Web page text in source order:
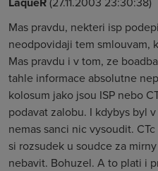
Mas pravdu, nekteri isp
neodpovidaji tem smlouvam,
Mas pravdu i v tom, ze
tahle informace absolutne
kolosum jako jsou ISP nebo
podavat zalobu. I kdybys byl
nemas sanci nic vysoudit.
si rozsudek u soudce za
nebavit. Bohuzel. A to plati i